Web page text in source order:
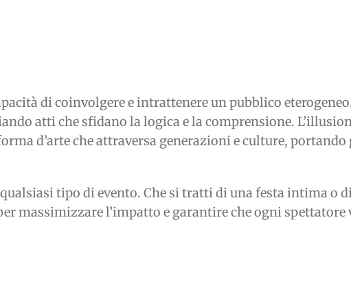
di coinvolgere e intrattenere un pubblico
atti che sfidano la logica e la comprensione.
d’arte che attraversa generazioni e culture,
tipo di evento. Che si tratti di una festa intima o
massimizzare l’impatto e garantire che ogni spettatore